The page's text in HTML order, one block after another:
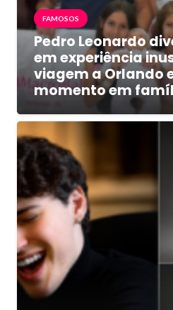
FAMOSOS
Pedro Leonardo
em experiência
viagem a Orlando
momento em